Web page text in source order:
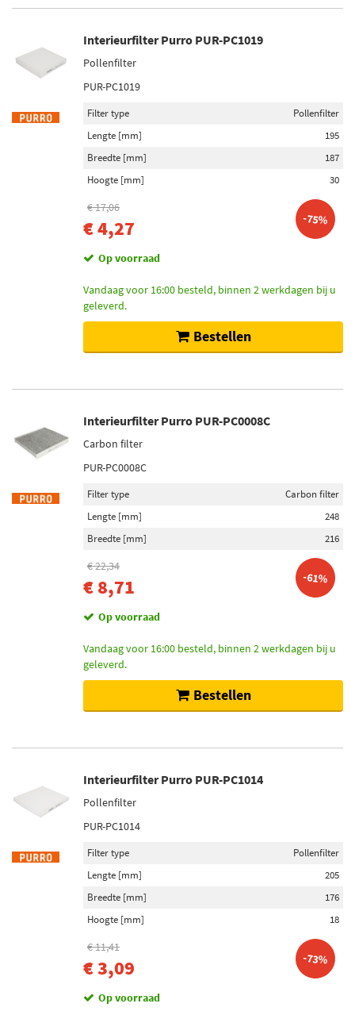
Interieurfilter Purro PUR-PC1019
Pollenfilter
PUR-PC1019
Filter type
Pollenfilter
Lengte [mm]
195
Breedte [mm]
187
Hoogte [mm]
30
€ 17,06
€ 4,27 -75%
Op voorraad
Vandaag voor 16:00 besteld, binnen 2 werkdagen bij u
geleverd.
Bestellen
Interieurfilter Purro PUR-PC0008C
Carbon filter
PUR-PC0008C
Filter type
Carbon filter
Lengte [mm]
248
Breedte [mm]
216
€ 22,34
€ 8,71 -61%
Op voorraad
Vandaag voor 16:00 besteld, binnen 2 werkdagen bij u
geleverd.
Bestellen
Interieurfilter Purro PUR-PC1014
Pollenfilter
PUR-PC1014
Filter type
Pollenfilter
Lengte [mm]
205
Breedte [mm]
176
Hoogte [mm]
18
€ 11,41
€ 3,09 -73%
Op voorraad